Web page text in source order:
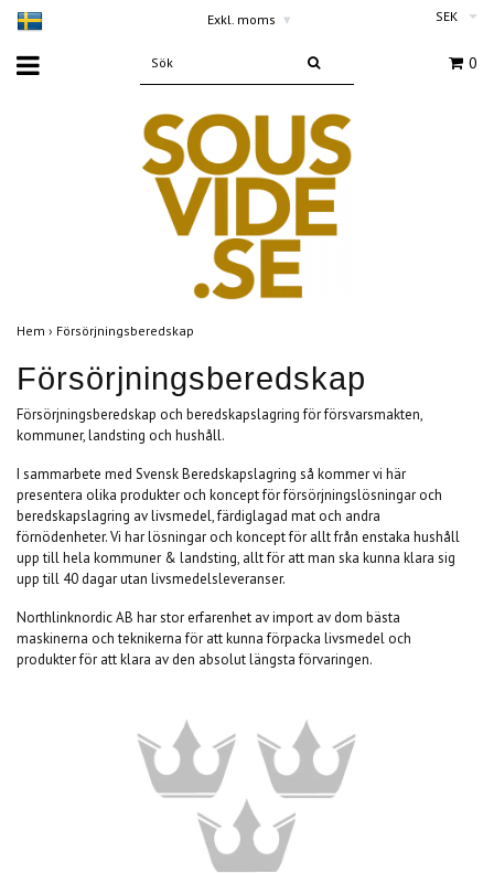
Exkl. moms ▾ SEK
0
Hem › Försörjningsberedskap
Försörjningsberedskap
Försörjningsberedskap och beredskapslagring för försvarsmakten,
kommuner, landsting och hushåll.
I sammarbete med Svensk Beredskapslagring så kommer vi här
presentera olika produkter och koncept för försörjningslösningar och
beredskapslagring av livsmedel, färdiglagad mat och andra
förnödenheter. Vi har lösningar och koncept för allt från enstaka hushåll
upp till hela kommuner & landsting, allt för att man ska kunna klara sig
upp till 40 dagar utan livsmedelsleveranser.
Northlinknordic AB har stor erfarenhet av import av dom bästa
maskinerna och teknikerna för att kunna förpacka livsmedel och
produkter för att klara av den absolut längsta förvaringen.